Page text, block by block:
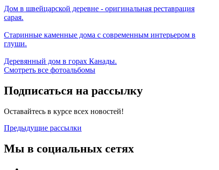
Дом в швейцарской деревне - оригинальная реставрация
сарая.
Старинные каменные дома с современным интерьером в
глуши.
Деревянный дом в горах Канады.
Смотреть все фотоальбомы
Подписаться на рассылку
Оставайтесь в курсе всех новостей!
Предыдущие рассылки
Мы в социальных сетях